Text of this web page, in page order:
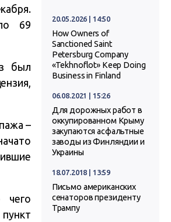
69
был
–
чего
20.05.2026 | 14:50
How Owners of
Sanctioned Saint
Petersburg Company
«Tekhnoflot» Keep Doing
Business in Finland
06.08.2021 | 15:26
Для дорожных работ в
оккупированном Крыму
закупаются асфальтные
заводы из Финляндии и
Украины
18.07.2018 | 13:59
Письмо американских
сенаторов президенту
Трампу